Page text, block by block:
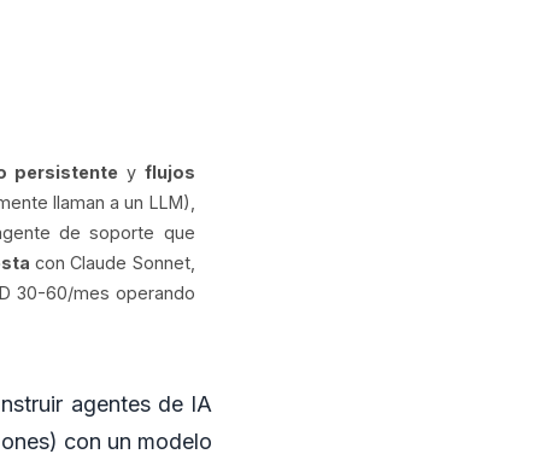
persistente y flujos
llaman a un LLM),
de soporte que
con Claude Sonnet,
30-60/mes operando
agentes de IA
con un modelo